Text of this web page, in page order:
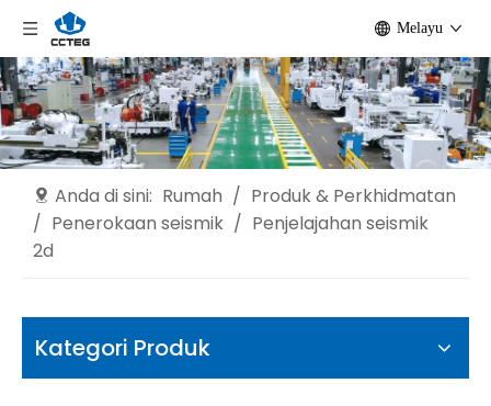
Melayu
Anda di sini: Rumah / Produk & Perkhidmatan
/ Penerokaan seismik / Penjelajahan seismik
2d
Kategori Produk